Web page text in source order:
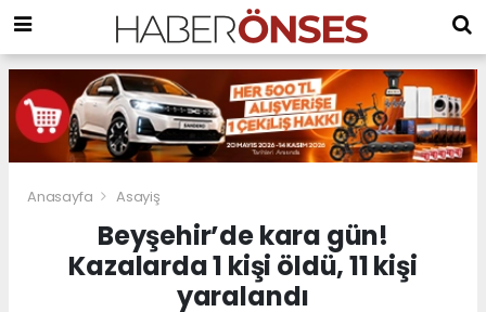
Anasayfa Asayiş
Beyşehir’de kara gün!
Kazalarda 1 kişi öldü, 11 kişi
yaralandı